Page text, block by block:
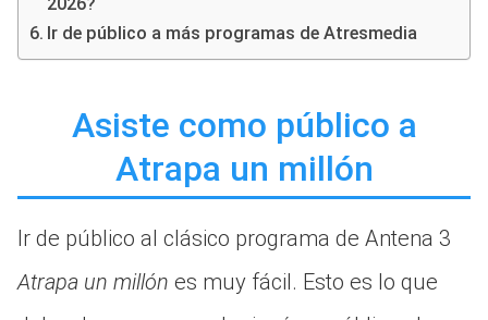
Ir de público a más programas de Atresmedia
Asiste como público a
Atrapa un millón
Ir de público al clásico programa de Antena 3
Atrapa un millón es muy fácil. Esto es lo que